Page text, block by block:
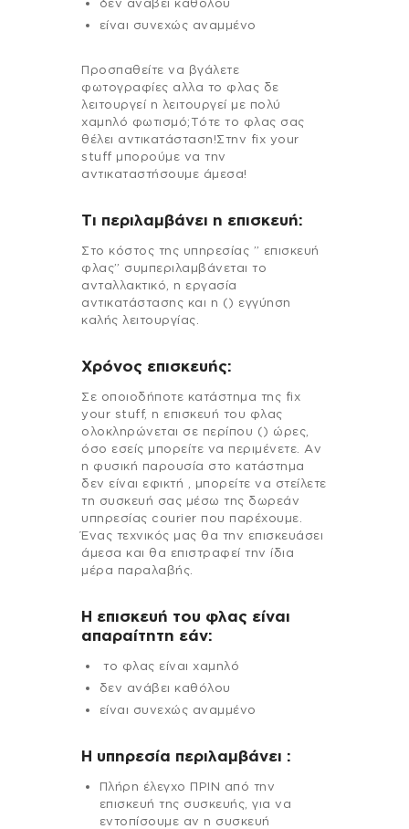
δεν ανάβει καθόλου
είναι συνεχώς αναμμένο
Προσπαθείτε να βγάλετε
φωτογραφίες αλλα το φλας δε
λειτουργεί η λειτουργεί με πολύ
χαμηλό φωτισμό;Τότε το φλας σας
θέλει αντικατάσταση!Στην fix your
stuff μπορούμε να την
αντικαταστήσουμε άμεσα!
Τι περιλαμβάνει η επισκευή:
Στo κόστος της υπηρεσίας ” επισκευή
φλας” συμπεριλαμβάνεται το
ανταλλακτικό, η εργασία
αντικατάστασης και η () εγγύηση
καλής λειτουργίας.
Χρόνος επισκευής:
Σε οποιοδήποτε κατάστημα της fix
your stuff, η επισκευή του φλας
ολοκληρώνεται σε περίπου () ώρες,
όσο εσείς μπορείτε να περιμένετε. Αν
η φυσική παρουσία στο κατάστημα
δεν είναι εφικτή , μπορείτε να στείλετε
τη συσκευή σας μέσω της δωρεάν
υπηρεσίας courier που παρέχουμε.
Ένας τεχνικός μας θα την επισκευάσει
άμεσα και θα επιστραφεί την ίδια
μέρα παραλαβής.
Η επισκευή του φλας είναι
απαραίτητη εάν:
το φλας είναι χαμηλό
δεν ανάβει καθόλου
είναι συνεχώς αναμμένο
H υπηρεσία περιλαμβάνει :
Πλήρη έλεγχο ΠΡΙΝ από την
επισκευή της συσκευής, για να
εντοπίσουμε αν η συσκευή